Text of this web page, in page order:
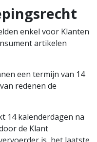
enkel voor Klanten
artikelen
een termijn van 14
redenen de
14 kalenderdagen na
de Klant